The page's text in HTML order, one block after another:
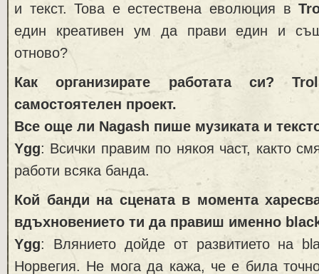
и текст. Това е естествена еволюция в
един креативен ум да прави един и
отново?
Как организирате работата си?
самостоятелен проект.
Все още ли Nagash пише музиката и
Ygg: Всички правим по някоя част, както
работи всяка банда.
Кой банди на сцената в момента
вдъхновението ти да правиш именно
Ygg: Влянието дойде от развитието на
Норвегия. Не мога да кажа, че е била